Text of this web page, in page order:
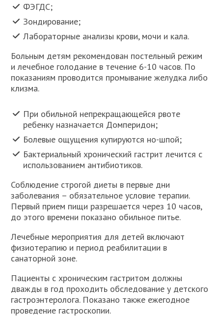
ФЭГДС;
Зондирование;
Лабораторные анализы крови, мочи и кала.
Больным детям рекомендован постельный режим
и лечебное голодание в течение 6-10 часов. По
показаниям проводится промывание желудка либо
клизма.
При обильной непрекращающейся рвоте
ребенку назначается Домперидон;
Болевые ощущения купируются но-шпой;
Бактериальный хронический гастрит лечится с
использованием антибиотиков.
Соблюдение строгой диеты в первые дни
заболевания – обязательное условие терапии.
Первый прием пищи разрешается через 10 часов,
до этого времени показано обильное питье.
Лечебные мероприятия для детей включают
физиотерапию и период реабилитации в
санаторной зоне.
Пациенты с хроническим гастритом должны
дважды в год проходить обследование у детского
гастроэнтеролога. Показано также ежегодное
проведение гастроскопии.